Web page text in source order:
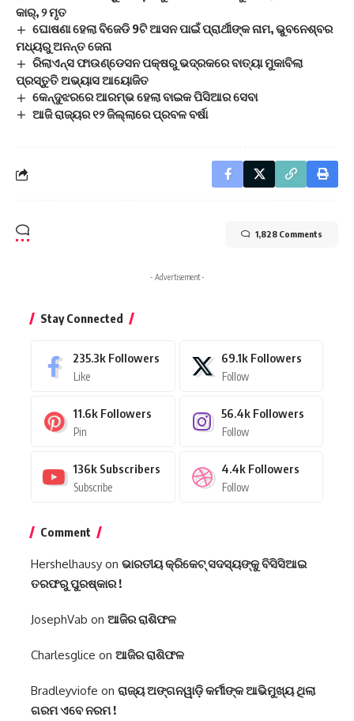
କାର୍, ୨ ମୃତ
ଘୋଷଣା ହେଲା ବିଜେଡି 9ଟି ଆସନ ପାଇଁ ପ୍ରାର୍ଥୀଙ୍କ ନାମ, ଭୁବନେଶ୍ବର
ମଧ୍ୟରୁ ଅନନ୍ତ ଜେନା
ରିଲାଏନ୍ସ ଫାଉଣ୍ଡେସନ ପକ୍ଷରୁ ଭଦ୍ରକରେ ବାତ୍ୟା ମୁକାବିଲା
ପ୍ରସ୍ତୁତି ଅଭ୍ୟାସ ଆୟୋଜିତ
କେନ୍ଦୁଝରରେ ଆରମ୍ଭ ହେଲା ବାଇକ ପିସିଆର ସେବା
ଆଜି ରାଜ୍ୟର ୧୨ ଜିଲ୍ଲାରେ ପ୍ରବଳ ବର୍ଷା
1,828 Comments
- Advertisement -
Stay Connected
235.3k Followers
Like
69.1k Followers
Follow
11.6k Followers
Pin
56.4k Followers
Follow
136k Subscribers
Subscribe
4.4k Followers
Follow
Comment
Hershelhausy on ଭାରତୀୟ କ୍ରିକେଟ୍ ସଦସ୍ୟଙ୍କୁ ବିସିସିଆଇ
ତରଫରୁ ପୁରଷ୍କାର !
JosephVab on ଆଜିର ରାଶିଫଳ
Charlesglice on ଆଜିର ରାଶିଫଳ
Bradleyviofe on ରାଜ୍ୟ ଅଙ୍ଗନୱାଡ଼ି କର୍ମୀଙ୍କ ଆଭିମୁଖ୍ୟ ଥିଲା
ଗରମ ଏବେ ନରମ !